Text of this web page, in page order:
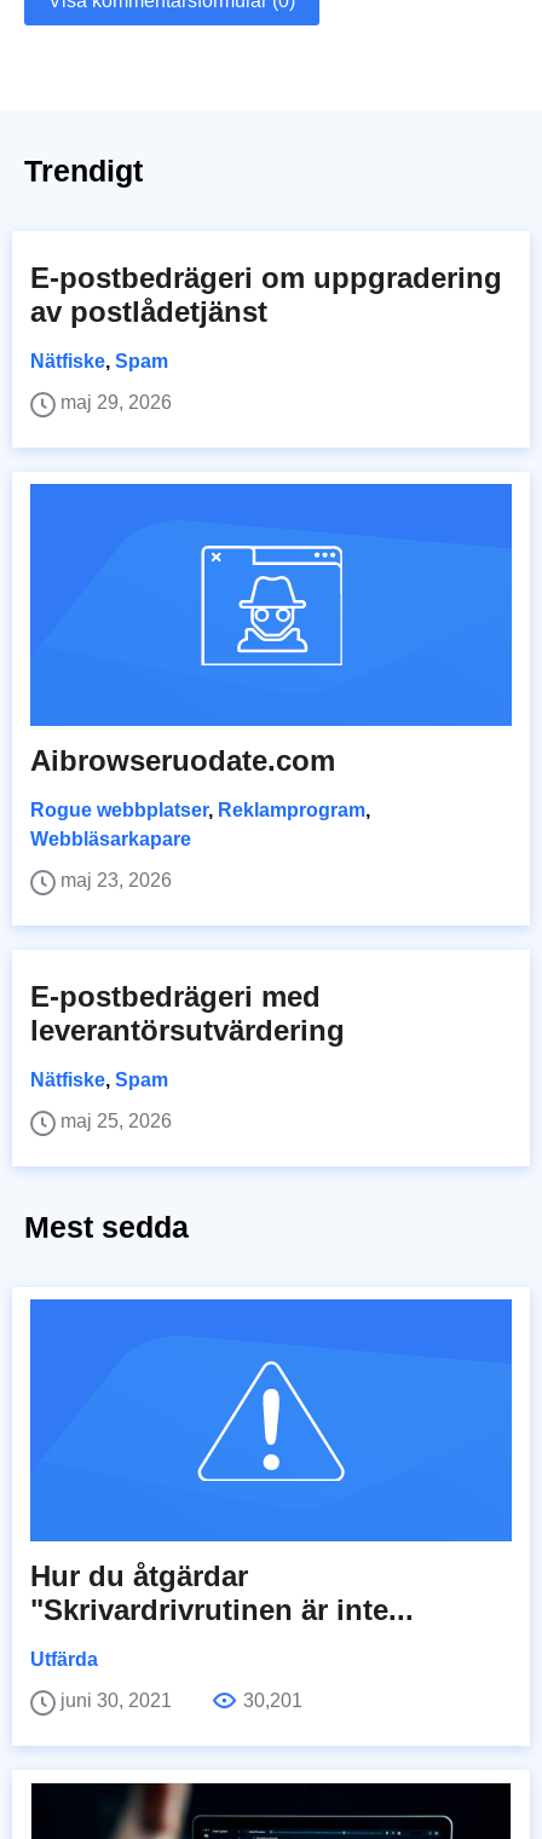
Trendigt
E-postbedrägeri om uppgradering
av postlådetjänst
Nätfiske, Spam
maj 29, 2026
Aibrowseruodate.com
Rogue webbplatser, Reklamprogram,
Webbläsarkapare
maj 23, 2026
E-postbedrägeri med
leverantörsutvärdering
Nätfiske, Spam
maj 25, 2026
Mest sedda
Hur du åtgärdar
"Skrivardrivrutinen är inte...
Utfärda
juni 30, 2021
30,201